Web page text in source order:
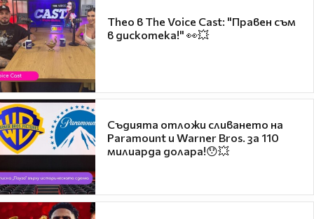
Theo в The Voice Cast: "Правен съм
в дискотека!" 👀💥
Съдията отложи сливането на
Paramount и Warner Bros. за 110
милиарда долара!😯💥